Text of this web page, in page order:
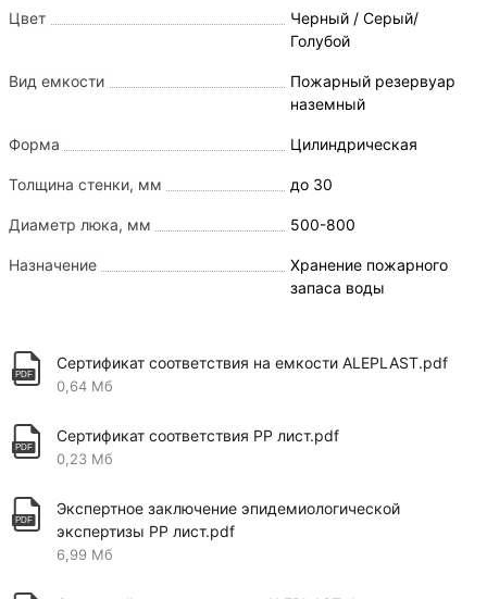
Цвет
Черный / Серый/
Голубой
Вид емкости
Пожарный резервуар
наземный
Форма Цилиндрическая
Толщина стенки, мм до 30
Диаметр люка, мм 500-800
Назначение
Хранение пожарного
запаса воды
Сертификат соответствия на емкости ALEPLAST.pdf
0,64 Мб
Сертификат соответствия PP лист.pdf
0,23 Мб
Экспертное заключение эпидемиологической
экспертизы PP лист.pdf
6,99 Мб